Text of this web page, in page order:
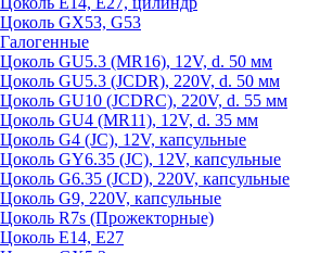
Цоколь GX53, G53
Галогенные
Цоколь GU5.3 (MR16), 12V, d. 50 мм
Цоколь GU5.3 (JCDR), 220V, d. 50 мм
Цоколь GU10 (JCDRC), 220V, d. 55 мм
Цоколь GU4 (MR11), 12V, d. 35 мм
Цоколь G4 (JC), 12V, капсульные
Цоколь GY6.35 (JC), 12V, капсульные
Цоколь G6.35 (JCD), 220V, капсульные
Цоколь G9, 220V, капсульные
Цоколь R7s (Прожекторные)
Цоколь E14, E27